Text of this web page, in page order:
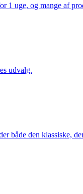
1 uge, og mange af
udvalg.
både den klassiske,